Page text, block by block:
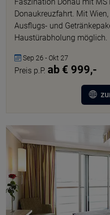
Donaukreuzfahrt. Mit
Ausflugs- und
Haustürabholung möglich.
Sep 26 - Okt 27
Preis p.P. ab € 999,-